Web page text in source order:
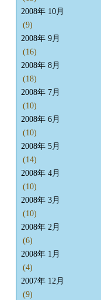
2008年 10月
(9)
2008年 9月
(16)
2008年 8月
(18)
2008年 7月
(10)
2008年 6月
(10)
2008年 5月
(14)
2008年 4月
(10)
2008年 3月
(10)
2008年 2月
(6)
2008年 1月
(4)
2007年 12月
(9)